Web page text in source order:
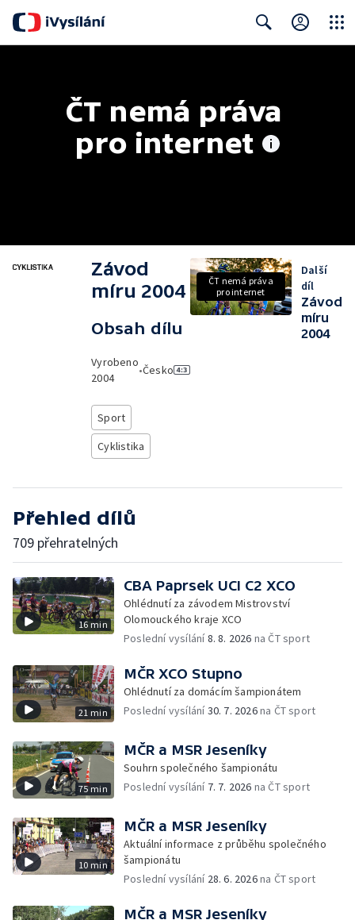
ČT nemá práva
pro internet
Závod
míru 2004
Obsah dílu
Vyrobeno
2004
•Česko
Sport
Cyklistika
ČT nemá práva
pro internet
Další
díl
Závod
míru
2004
Přehled dílů
709 přehratelných
16 min
CBA Paprsek UCI C2 XCO
Ohlédnutí za závodem Mistrovství
Olomouckého kraje XCO
Poslední vysílání8. 8. 2026 na ČT sport
21 min
MČR XCO Stupno
Ohlédnutí za domácím šampionátem
Poslední vysílání30. 7. 2026na ČT sport
75 min
MČR a MSR Jeseníky
Souhrn společného šampionátu
Poslední vysílání 7. 7. 2026 na ČT sport
10 min
MČR a MSR Jeseníky
Aktuální informace z průběhu společného
šampionátu
Poslední vysílání 28. 6. 2026na ČT sport
MČR a MSR Jeseníky